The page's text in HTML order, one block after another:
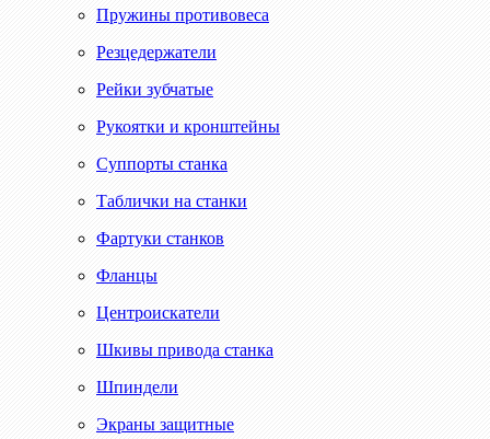
Пружины противовеса
Резцедержатели
Рейки зубчатые
Рукоятки и кронштейны
Суппорты станка
Таблички на станки
Фартуки станков
Фланцы
Центроискатели
Шкивы привода станка
Шпиндели
Экраны защитные